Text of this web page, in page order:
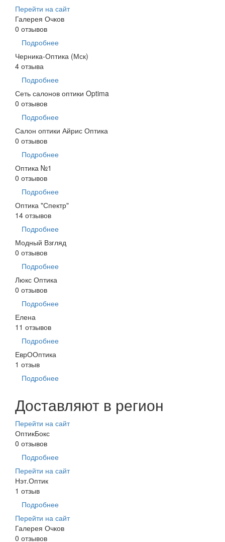
Перейти на сайт
Галерея Очков
0 отзывов
Подробнее
Черника-Оптика (Мск)
4 отзыва
Подробнее
Сеть салонов оптики Optima
0 отзывов
Подробнее
Салон оптики Айрис Оптика
0 отзывов
Подробнее
Оптика №1
0 отзывов
Подробнее
Оптика "Спектр"
14 отзывов
Подробнее
Модный Взгляд
0 отзывов
Подробнее
Люкс Оптика
0 отзывов
Подробнее
Елена
11 отзывов
Подробнее
ЕврООптика
1 отзыв
Подробнее
Доставляют в регион
Перейти на сайт
ОптикБокс
0 отзывов
Подробнее
Перейти на сайт
Нэт.Оптик
1 отзыв
Подробнее
Перейти на сайт
Галерея Очков
0 отзывов